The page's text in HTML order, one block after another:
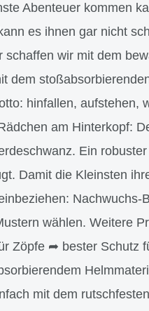
Abenteuer kommen
es ihnen gar nicht
schaffen wir mit dem
dem
hinfallen, aufstehen,
am Hinterkopf:
Ein
Damit die Kleinsten
wählen. Weitere
Zöpfe ➦ bester Schutz
mit dem